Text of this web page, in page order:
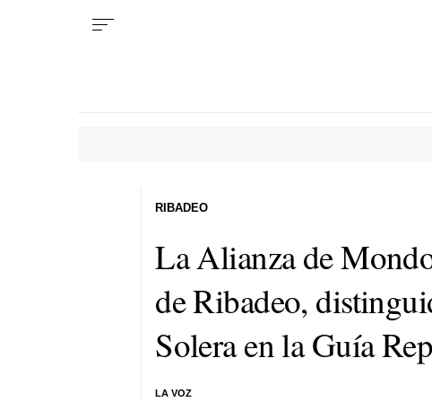
La Alianza de
de Ribadeo,
Solera en la Guía
LA VOZ
RIBADEO